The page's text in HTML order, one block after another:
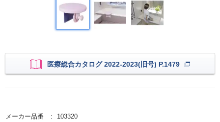
医療総合カタログ 2022-2023(旧号) P.1479
メーカー品番
103320